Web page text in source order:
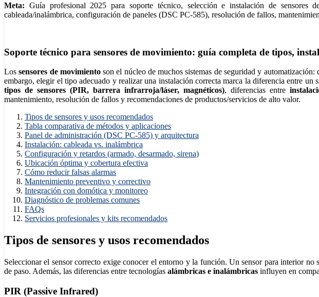
Meta: Guía profesional 2025 para soporte técnico, selección e instalación de sensores
cableada/inalámbrica, configuración de paneles (DSC PC‑585), resolución de fallos,
Soporte técnico para sensores de movimiento: guía completa de tipos,
Lossensores de movimientoson el núcleo de muchos sistemas de seguridad y
embargo, elegir el tipo adecuado y realizar una instalación correcta marca la diferencia entre
tipos de sensores (PIR, barrera infrarroja/láser, magnéticos), diferencias entre
mantenimiento, resolución de fallos y recomendaciones de productos/servicios de alto valor.
Tipos de sensores y usos recomendados
Tabla comparativa de métodos y aplicaciones
Panel de administración (DSC PC‑585) y arquitectura
Instalación: cableada vs. inalámbrica
Configuración y retardos (armado, desarmado, sirena)
Ubicación óptima y cobertura efectiva
Cómo reducir falsas alarmas
Mantenimiento preventivo y correctivo
Integración con domótica y monitoreo
Diagnóstico de problemas comunes
FAQs
Servicios profesionales y kits recomendados
Tipos de sensores y usos recomendados
Seleccionar el sensor correcto exige conocer el entorno y la función. Un sensor para interior
de paso. Además, las diferencias entre tecnologías alámbricas e inalámbricas influyen en
PIR (Passive Infrared)